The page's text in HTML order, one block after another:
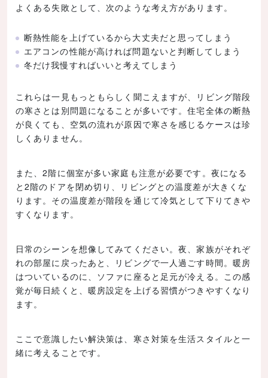
よくある失敗として、次のような考え方があります。
断熱性能を上げているから大丈夫だと思ってしまう
エアコンの性能が高ければ問題ないと判断してしまう
冬だけ我慢すればいいと考えてしまう
これらは一見もっともらしく聞こえますが、リビング階段
の寒さとは別問題になることが多いです。住宅全体の断熱
が良くても、空気の流れが原因で寒さを感じるケースは珍
しくありません。
また、2階に個室が多い家庭も注意が必要です。夜になる
と2階のドアを閉め切り、リビングとの温度差が大きくな
ります。その温度差が階段を通じて冷気として下りてきや
すくなります。
日常のシーンを想像してみてください。夜、家族がそれぞ
れの部屋に戻ったあと、リビングで一人過ごす時間。暖房
はついているのに、ソファに座ると足元が冷える。この感
覚が毎日続くと、暖房設定を上げる習慣がつきやすくなり
ます。
ここで意識したい解決策は、寒さ対策を生活スタイルと一
緒に考えることです。